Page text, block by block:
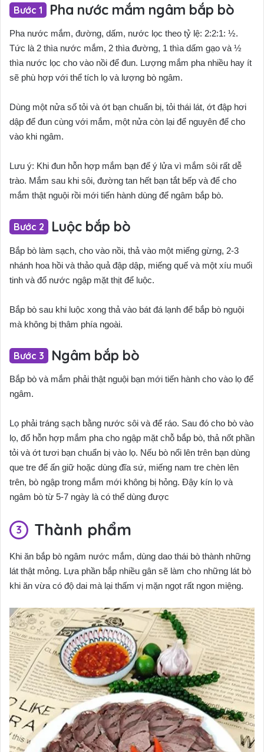
Pha nước mắm ngâm bắp bò
Pha nước mắm, đường, dấm, nước lọc theo tỷ lệ: 2:2:1: ½.
Tức là 2 thìa nước mắm, 2 thìa đường, 1 thìa dấm gạo và ½
thìa nước lọc cho vào nồi để đun. Lượng mắm pha nhiều hay ít
sẽ phù hợp với thể tích lọ và lượng bò ngâm.
Dùng một nửa số tỏi và ớt bạn chuẩn bị, tỏi thái lát, ớt đập hơi
dập để đun cùng với mắm, một nửa còn lại để nguyên để cho
vào khi ngâm.
Lưu ý: Khi đun hỗn hợp mắm bạn để ý lửa vì mắm sôi rất dễ
trào. Mắm sau khi sôi, đường tan hết bạn tắt bếp và để cho
mắm thật nguội rồi mới tiến hành dùng để ngâm bắp bò.
Luộc bắp bò
Bắp bò làm sạch, cho vào nồi, thả vào một miếng gừng, 2-3
nhánh hoa hồi và thảo quả đập dập, miếng quế và một xíu muối
tinh và đổ nước ngập mặt thịt để luộc.
Bắp bò sau khi luộc xong thả vào bát đá lạnh để bắp bò nguội
mà không bị thâm phía ngoài.
Ngâm bắp bò
Bắp bò và mắm phải thật nguội bạn mới tiến hành cho vào lọ để
ngâm.
Lọ phải tráng sạch bằng nước sôi và để ráo. Sau đó cho bò vào
lọ, đổ hỗn hợp mắm pha cho ngập mặt chỗ bắp bò, thả nốt phần
tỏi và ớt tươi bạn chuẩn bị vào lọ. Nếu bò nổi lên trên bạn dùng
que tre để ấn giữ hoặc dùng đĩa sứ, miếng nam tre chèn lên
trên, bò ngập trong mắm mới không bị hỏng. Đậy kín lọ và
ngâm bò từ 5-7 ngày là có thể dùng được
Thành phẩm
Khi ăn bắp bò ngâm nước mắm, dùng dao thái bò thành những
lát thật mỏng. Lựa phần bắp nhiều gân sẽ làm cho những lát bò
khi ăn vừa có độ dai mà lại thấm vị mặn ngọt rất ngon miệng.